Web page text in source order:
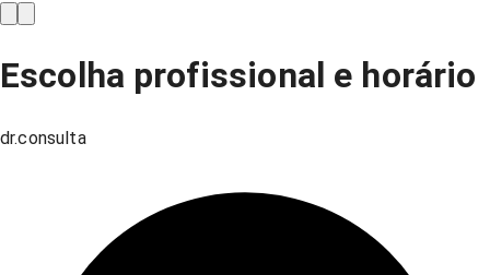
Escolha profissional e horário
dr.consulta